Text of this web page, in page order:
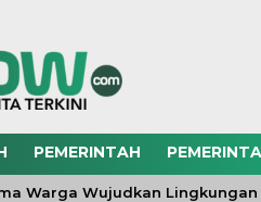
PEMERINTAH
Warga Wujudkan Lingkungan